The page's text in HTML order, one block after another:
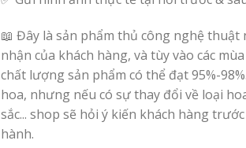
📖 Đây là sản phẩm thủ công nghệ thuật
nhận của khách hàng, và tùy vào các
chất lượng sản phẩm có thể đạt 95%-
hoa, nhưng nếu có sự thay đổi về loại
sắc... shop sẽ hỏi ý kiến khách hàng
hành.